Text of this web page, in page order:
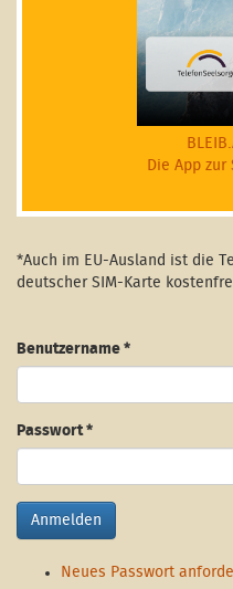
Die App
*Auch im EU-Ausland ist die
deutscher SIM-Karte
Benutzername *
Passwort*
Anmelden
Neues Passwort